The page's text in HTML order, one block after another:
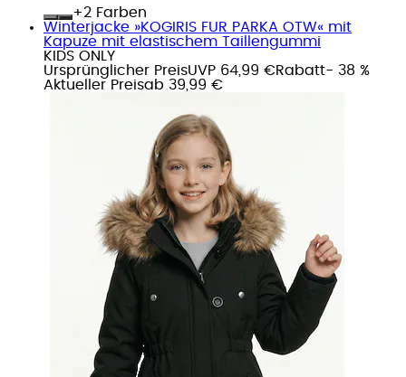
+
Farben
Winterjacke »KOGIRIS FUR PARKA OTW« mit
Kapuze mit elastischem Taillengummi
KIDS ONLY
Ursprünglicher PreisUVP 64,99 €Rabatt- 38 %
Aktueller Preisab 39,99 €